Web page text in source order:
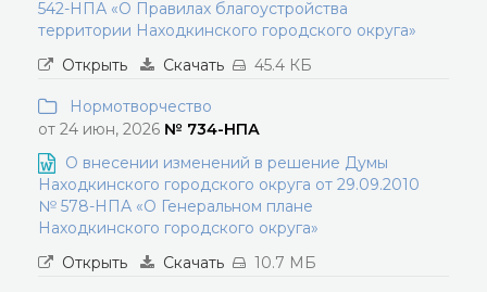
542-НПА «О Правилах благоустройства
территории Находкинского городского округа»
Открыть
Скачать 45.4 КБ
Нормотворчество
от 24 июн, 2026 № 734-НПА
О внесении изменений в решение Думы
Находкинского городского округа от 29.09.2010
№ 578-НПА «О Генеральном плане
Находкинского городского округа»
Открыть
Скачать 10.7 МБ